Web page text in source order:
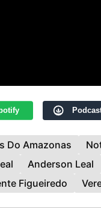
Do Amazonas
Anderson Leal
Figueiredo